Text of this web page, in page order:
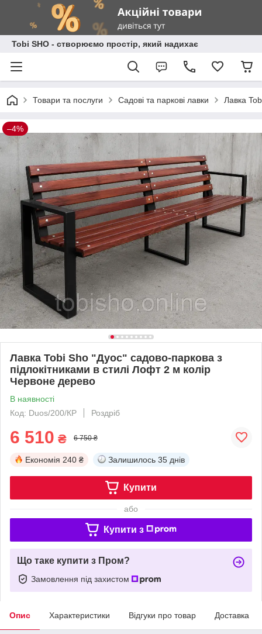
Tobi SHO - створюємо простір, який надихає
Товари та послуги Садові та паркові лавки Лавка
–4%
Лавка Tobi Sho "Дуос" садово-паркова з
підлокітниками в стилі Лофт 2 м колір
Червоне дерево
В наявності
Код: Duos/200/КР
Роздріб
6 510 ₴ 6 750 ₴
Економія 240 ₴ Залишилось 35 днів
Купити
або
Купити з
Що таке купити з Пром?
Замовлення під захистом
Опис Характеристики Відгуки про товар Доставка